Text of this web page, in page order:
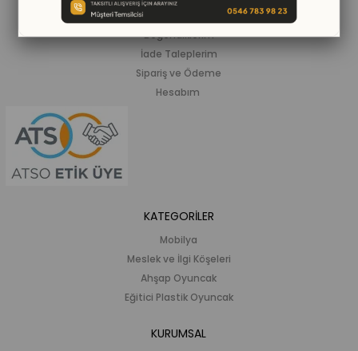
Beğendiklerim
İade Taleplerim
Sipariş ve Ödeme
Hesabım
KATEGORİLER
Mobilya
Meslek ve İlgi Köşeleri
Ahşap Oyuncak
Eğitici Plastik Oyuncak
KURUMSAL